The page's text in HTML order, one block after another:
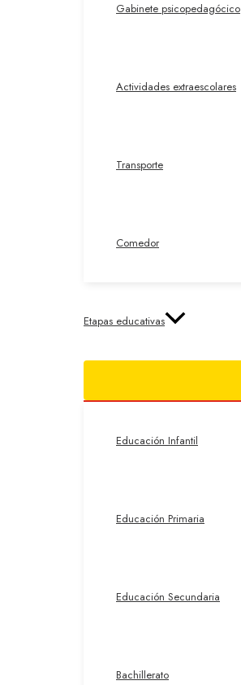
Gabinete psicopedagócico
Actividades extraescolares
Transporte
Comedor
Etapas educativas
Educación Infantil
Educación Primaria
Educación Secundaria
Bachillerato